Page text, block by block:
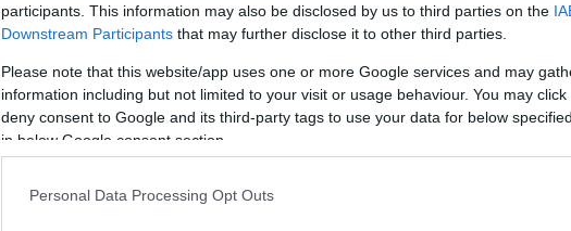
participants. This information may also be disclosed by us to third parties on the
Downstream Participants that may further disclose it to other third parties.
Please note that this website/app uses one or more Google services and may
information including but not limited to your visit or usage behaviour. You may
deny consent to Google and its third-party tags to use your data for below
in below Google consent section.
Personal Data Processing Opt Outs